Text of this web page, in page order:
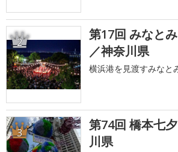
2
第17回 みなと
／神奈川県
横浜港を見渡すみなと
3
第74回 橋本七
川県